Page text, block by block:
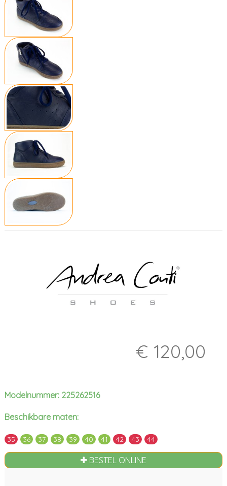
€ 120,00
Modelnummer: 225262516
Beschikbare maten:
35 36 37 38 39 40 41 42 43 44
BESTEL ONLINE